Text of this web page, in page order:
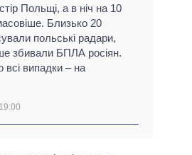
Польщі, а в ніч на 10
Близько 20
польські радари,
збивали БПЛА росіян.
всі випадки – на